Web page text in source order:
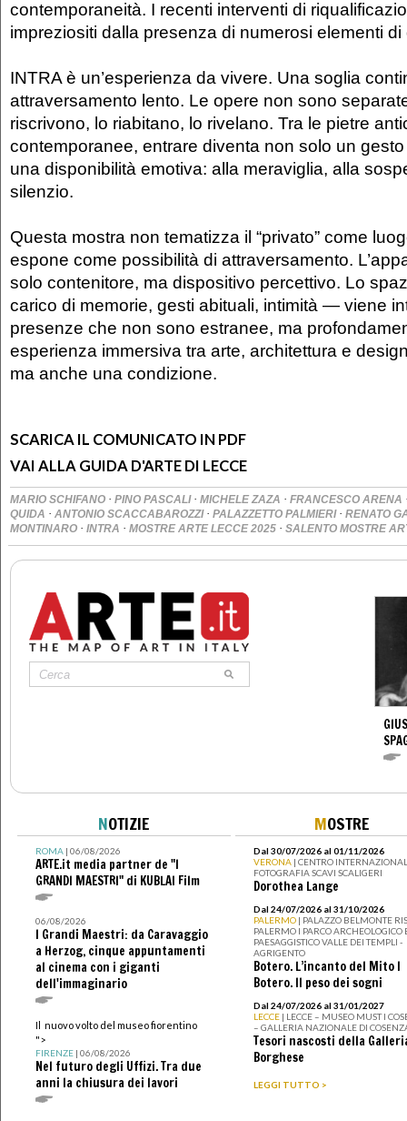
contemporaneità. I recenti interventi di
impreziositi dalla presenza di numerosi elementi
INTRA è un’esperienza da vivere. Una soglia
attraversamento lento. Le opere non sono
riscrivono, lo riabitano, lo rivelano. Tra le pietre
contemporanee, entrare diventa non solo un
una disponibilità emotiva: alla meraviglia, alla
silenzio.
Questa mostra non tematizza il “privato” come
espone come possibilità di attraversamento.
solo contenitore, ma dispositivo percettivo. Lo
carico di memorie, gesti abituali, intimità — viene
presenze che non sono estranee, ma
esperienza immersiva tra arte, architettura e
ma anche una condizione.
SCARICA IL COMUNICATO IN PDF
VAI ALLA GUIDA D'ARTE DI LECCE
MARIO SCHIFANO · PINO PASCALI · MICHELE ZAZA · FRANCESCO ARENA
QUIDA · ANTONIO SCACCABAROZZI · PALAZZETTO PALMIERI · RENATO
MONTINARO · INTRA · MOSTRE ARTE LECCE 2025 · SALENTO MOSTRE
NOTIZIE
ROMA| 06/08/2026
ARTE.it media partner de "I
GRANDI MAESTRI" di KUBLAI Film
06/08/2026
I Grandi Maestri: da Caravaggio
a Herzog, cinque appuntamenti
al cinema con i giganti
dell'immaginario
Il nuovo volto del museo fiorentino
">
FIRENZE| 06/08/2026
Nel futuro degli Uffizi. Tra due
anni la chiusura dei lavori
MOSTRE
Dal 30/07/2026 al 01/11/2026
VERONA | CENTRO
FOTOGRAFIA SCAVI SCALIGERI
Dorothea Lange
Dal 24/07/2026 al 31/10/2026
PALERMO | PALAZZO BELMONTE
PALERMO I PARCO ARCHEOLOGICO
PAESAGGISTICO VALLE DEI TEMPLI -
AGRIGENTO
Botero. L’incanto del Mito I
Botero. Il peso dei sogni
Dal 24/07/2026 al 31/01/2027
LECCE | LECCE – MUSEO MUST I
– GALLERIA NAZIONALE DI
Tesori nascosti della
Borghese
LEGGI TUTTO >